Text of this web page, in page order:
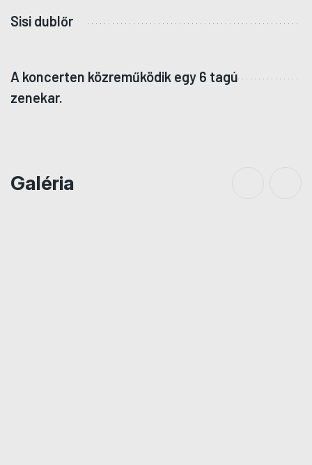
Sisi dublőr
A koncerten közreműködik egy 6 tagú
zenekar.
Galéria